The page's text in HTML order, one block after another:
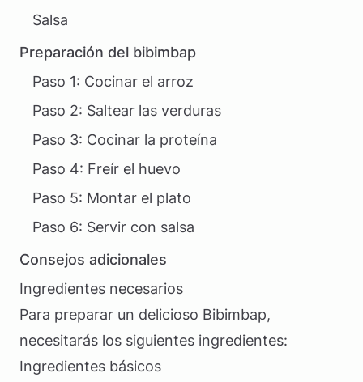
Salsa
Preparación del bibimbap
Paso 1: Cocinar el arroz
Paso 2: Saltear las verduras
Paso 3: Cocinar la proteína
Paso 4: Freír el huevo
Paso 5: Montar el plato
Paso 6: Servir con salsa
Consejos adicionales
Ingredientes necesarios
Para preparar un delicioso Bibimbap,
necesitarás los siguientes ingredientes:
Ingredientes básicos